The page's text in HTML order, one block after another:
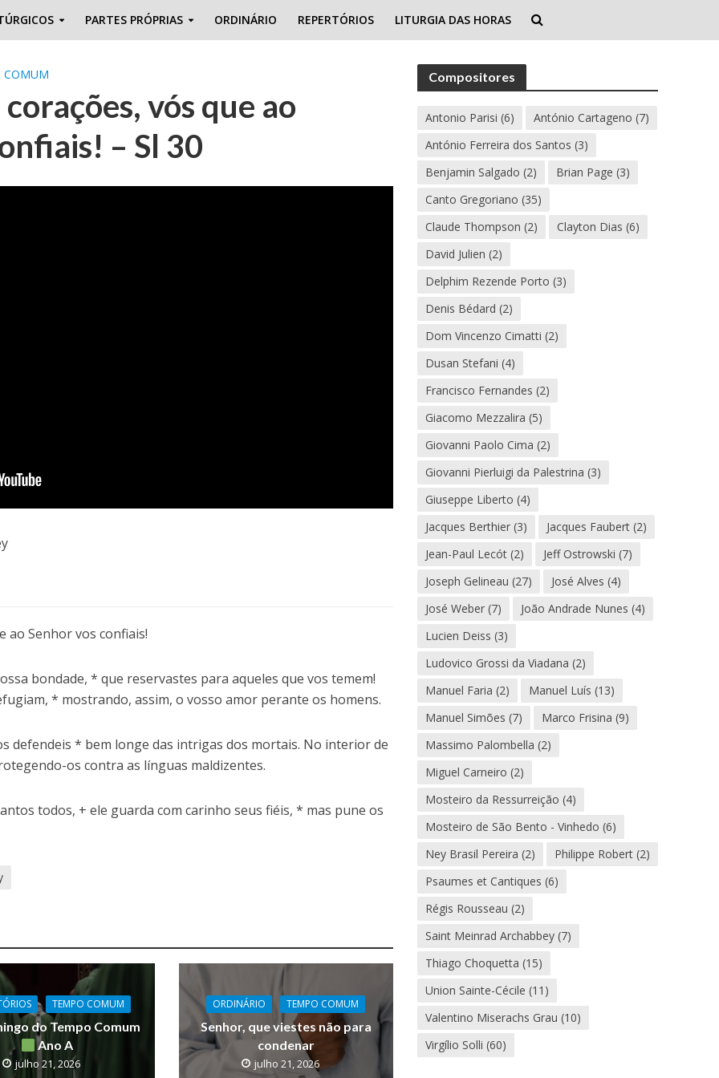
PARTES PRÓPRIAS ORDINÁRIO REPERTÓRIOS LITURGIA DAS HORAS
COMUM
vós que ao
– Sl 30
ao Senhor vos confiais!
bondade, * que reservastes para aqueles que vos temem!
* mostrando, assim, o vosso amor perante os homens.
defendeis * bem longe das intrigas dos mortais. No interior de
os contra as línguas maldizentes.
todos, + ele guarda com carinho seus fiéis, * mas pune os
TEMPO COMUM
do Tempo Comum
Ano A
julho 21, 2026
ORDINÁRIO TEMPO COMUM
Senhor, que viestes não para
condenar
julho 21, 2026
Compositores
Antonio Parisi (6) António Cartageno (7)
António Ferreira dos Santos (3)
Benjamin Salgado (2) Brian Page (3)
Canto Gregoriano (35)
Claude Thompson (2) Clayton Dias (6)
David Julien (2)
Delphim Rezende Porto (3)
Denis Bédard (2)
Dom Vincenzo Cimatti (2)
Dusan Stefani (4)
Francisco Fernandes (2)
Giacomo Mezzalira (5)
Giovanni Paolo Cima (2)
Giovanni Pierluigi da Palestrina (3)
Giuseppe Liberto (4)
Jacques Berthier (3) Jacques Faubert (2)
Jean-Paul Lecót (2) Jeff Ostrowski (7)
Joseph Gelineau (27) José Alves (4)
José Weber (7) João Andrade Nunes (4)
Lucien Deiss (3)
Ludovico Grossi da Viadana (2)
Manuel Faria (2) Manuel Luís (13)
Manuel Simões (7) Marco Frisina (9)
Massimo Palombella (2)
Miguel Carneiro (2)
Mosteiro da Ressurreição (4)
Mosteiro de São Bento - Vinhedo (6)
Ney Brasil Pereira (2) Philippe Robert (2)
Psaumes et Cantiques (6)
Régis Rousseau (2)
Saint Meinrad Archabbey (7)
Thiago Choquetta (15)
Union Sainte-Cécile (11)
Valentino Miserachs Grau (10)
Virgílio Solli (60)